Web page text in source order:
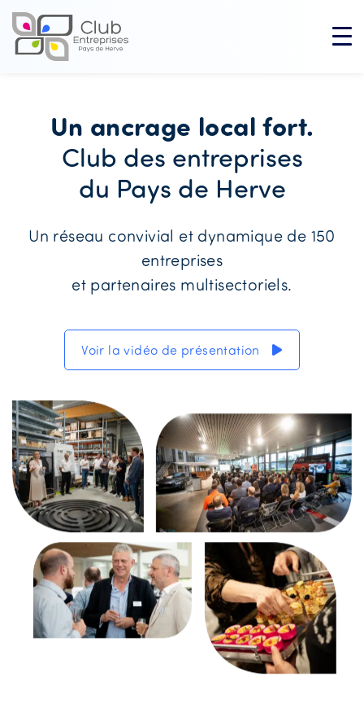
Un ancrage local fort.
Club des entreprises
du Pays de Herve
Un réseau convivial et dynamique de 150
entreprises
et partenaires multisectoriels.
Voir la vidéo de présentation